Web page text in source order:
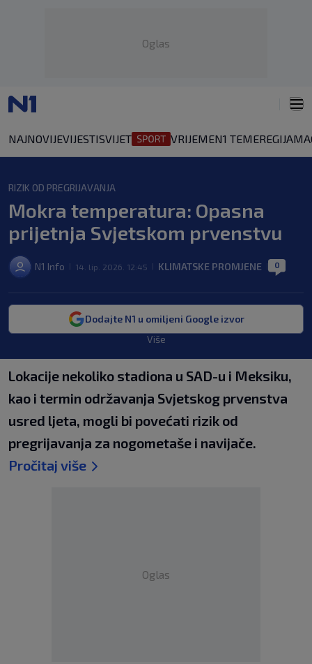
Oglas
NAJNOVIJEVIJESTISVIJET VRIJEMEN1 TEMEREGIJA
RIZIK OD PREGRIJAVANJA
Mokra temperatura: Opasna
prijetnja Svjetskom prvenstvu
N1 Info 14. lip. 2026. 12:45 KLIMATSKE PROMJENE 0
Dodajte N1 u omiljeni Google izvor
Više
Lokacije nekoliko stadiona u SAD-u i Meksiku,
kao i termin održavanja Svjetskog prvenstva
usred ljeta, mogli bi povećati rizik od
pregrijavanja za nogometaše i navijače.
Pročitaj više
Oglas